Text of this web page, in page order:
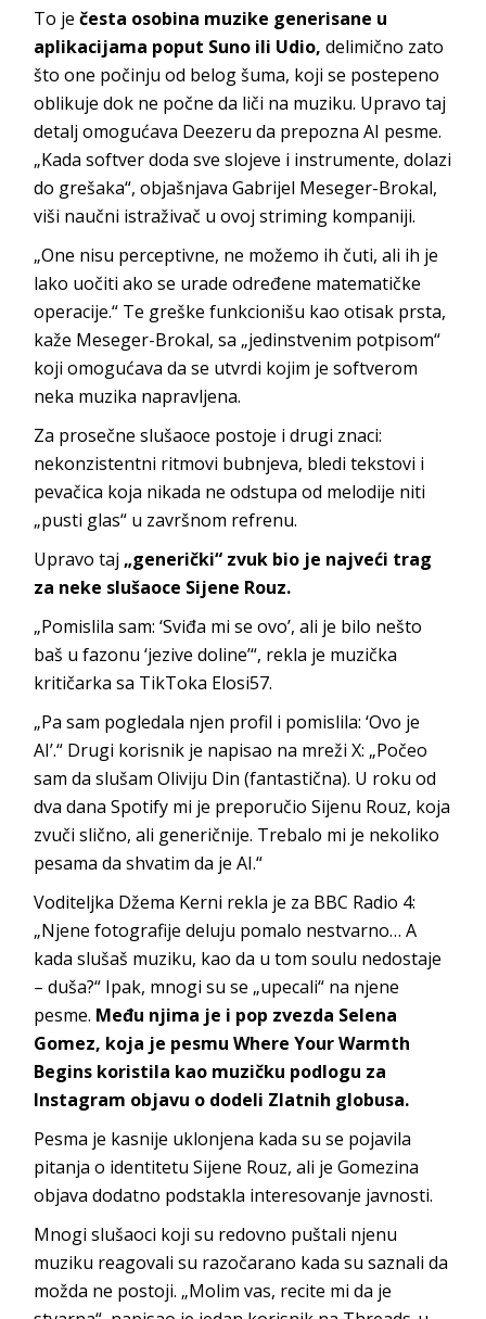
To ječesta osobina muzike generisane u
aplikacijama poput Suno ili Udio, delimično zato
što one počinju od belog šuma, koji se postepeno
oblikuje dok ne počne da liči na muziku. Upravo taj
detalj omogućava Deezeru da prepozna AI pesme.
„Kada softver doda sve slojeve i instrumente, dolazi
do grešaka“, objašnjava Gabrijel Meseger-Brokal,
viši naučni istraživač u ovoj striming kompaniji.
„One nisu perceptivne, ne možemo ih čuti, ali ih je
lako uočiti ako se urade određene matematičke
operacije.“ Te greške funkcionišu kao otisak prsta,
kaže Meseger-Brokal, sa „jedinstvenim potpisom“
koji omogućava da se utvrdi kojim je softverom
neka muzika napravljena.
Za prosečne slušaoce postoje i drugi znaci:
nekonzistentni ritmovi bubnjeva, bledi tekstovi i
pevačica koja nikada ne odstupa od melodije niti
„pusti glas“ u završnom refrenu.
Upravo taj „generički“ zvuk bio je najveći trag
za neke slušaoce Sijene Rouz.
„Pomislila sam: ‘Sviđa mi se ovo’, ali je bilo nešto
baš u fazonu ‘jezive doline’“, rekla je muzička
kritičarka sa TikToka Elosi57.
„Pa sam pogledala njen profil i pomislila: ‘Ovo je
AI’.“ Drugi korisnik je napisao na mreži X: „Počeo
sam da slušam Oliviju Din (fantastična). U roku od
dva dana Spotify mi je preporučio Sijenu Rouz, koja
zvuči slično, ali generičnije. Trebalo mi je nekoliko
pesama da shvatim da je AI.“
Voditeljka Džema Kerni rekla je za BBC Radio 4:
„Njene fotografije deluju pomalo nestvarno… A
kada slušaš muziku, kao da u tom soulu nedostaje
– duša?“ Ipak, mnogi su se „upecali“ na njene
pesme. Među njima je i pop zvezda Selena
Gomez, koja je pesmu Where Your Warmth
Begins koristila kao muzičku podlogu za
Instagram objavu o dodeli Zlatnih globusa.
Pesma je kasnije uklonjena kada su se pojavila
pitanja o identitetu Sijene Rouz, ali je Gomezina
objava dodatno podstakla interesovanje javnosti.
Mnogi slušaoci koji su redovno puštali njenu
muziku reagovali su razočarano kada su saznali da
možda ne postoji. „Molim vas, recite mi da je